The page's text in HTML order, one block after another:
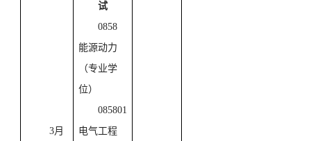
3月
试
0858
能源动力
（专业学
位）
085801
电气工程